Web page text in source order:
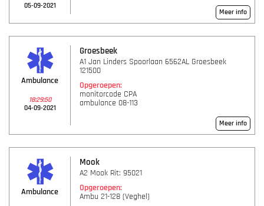
05-09-2021
Meer info
Ambulance
18:29:50
04-09-2021
Groesbeek
A1 Jan Linders Spoorlaan 6562AL Groesbeek
121500
Opgeroepen:
monitorcode CPA
ambulance 08-113
Meer info
Ambulance
Mook
A2 Mook Rit: 95021
Opgeroepen:
Ambu 21-128 (Veghel)